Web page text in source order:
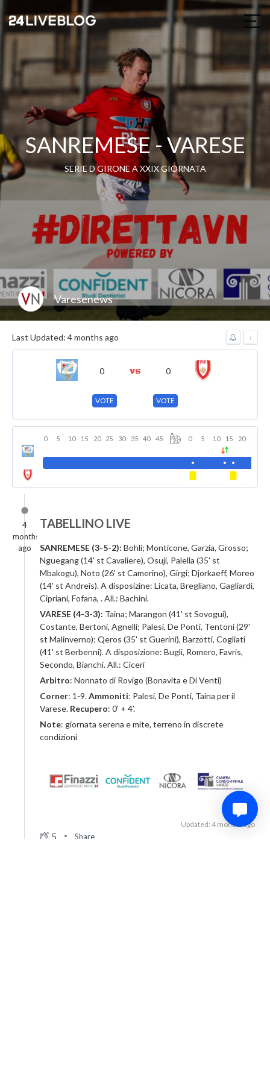
SANREMESE - VARESE
SERIE D GIRONE A XXIX GIORNATA
Varesenews
Last Updated: 4 months ago ↓
0 0
VOTE VOTE
0 5 10 15 20 25 30 35 40 45 0 5 10 15 20 25
4
months
ago
TABELLINO LIVE
SANREMESE (3-5-2): Bohli; Monticone, Garzia, Grosso;
Nguegang (14' st Cavaliere), Osuji, Palella (35' st
Mbakogu), Noto (26' st Camerino), Girgi; Djorkaeff, Moreo
(14' st Andreis). A disposizine: Licata, Bregliano, Gagliardi,
Cipriani, Fofana, . All.: Bachini.
VARESE (4-3-3): Taina; Marangon (41' st Sovogui),
Costante, Bertoni, Agnelli; Palesi, De Ponti, Tentoni (29'
st Malinverno); Qeros (35' st Guerini), Barzotti, Cogliati
(41' st Berbenni). A disposizione: Bugli, Romero, Favris,
Secondo, Bianchi. All.: Ciceri
Arbitro: Nonnato di Rovigo (Bonavita e Di Venti)
Corner: 1-9.Ammoniti: Palesi, De Ponti, Taina per il
Varese. Recupero: 0’ + 4’.
Note: giornata serena e mite, terreno in discrete
condizioni
Updated: 4 months ago
5 Share